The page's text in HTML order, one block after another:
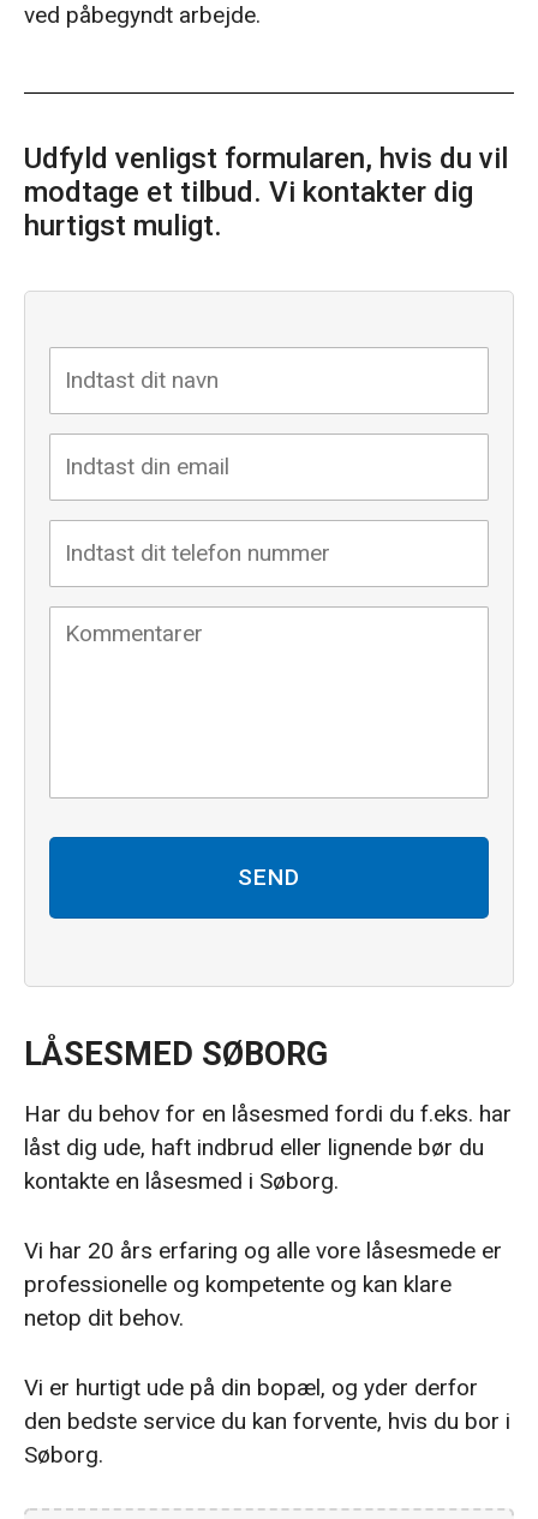
ved påbegyndt arbejde.
Udfyld venligst formularen, hvis du vil
modtage et tilbud. Vi kontakter dig
hurtigst muligt.
LÅSESMED SØBORG
Har du behov for en låsesmed fordi du f.eks. har
låst dig ude, haft indbrud eller lignende bør du
kontakte en låsesmed i Søborg.
Vi har 20 års erfaring og alle vore låsesmede er
professionelle og kompetente og kan klare
netop dit behov.
Vi er hurtigt ude på din bopæl, og yder derfor
den bedste service du kan forvente, hvis du bor i
Søborg.